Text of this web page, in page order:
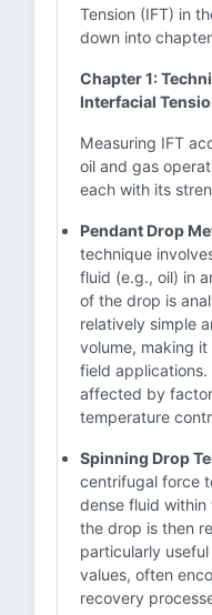
Tension (IFT) in
down into
Chapter 1:
Interfacial
Measuring IFT
oil and gas
each with its
Pendant Drop
technique
fluid (e.g., oil) in
of the drop is
relatively simple
volume, making
field
affected by
temperature
Spinning Drop
centrifugal force
dense fluid
the drop is then
particularly
values, often
recovery